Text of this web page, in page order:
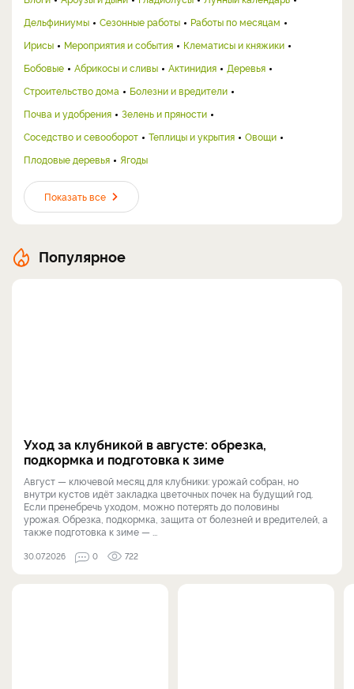
Дельфиниумы
Сезонные работы
Работы по месяцам
Ирисы
Мероприятия и события
Клематисы и княжики
Бобовые
Абрикосы и сливы Актинидия
Деревья
Строительство дома
Болезни и вредители
Почва и удобрения
Зелень и пряности
Соседство и севооборот
Теплицы и укрытия
Овощи
Плодовые деревья
Ягоды
Показать все
Популярное
Уход за клубникой в августе: обрезка,
подкормка и подготовка к зиме
Август — ключевой месяц для клубники: урожай собран, но
внутри кустов идёт закладка цветочных почек на будущий год.
Если пренебречь уходом, можно потерять до половины
урожая. Обрезка, подкормка, защита от болезней и вредителей, а
также подготовка к зиме — ...
30.07.2026 0 722